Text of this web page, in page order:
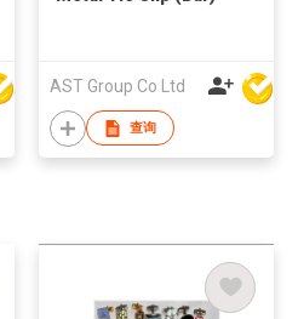
AST Group Co Ltd
查询